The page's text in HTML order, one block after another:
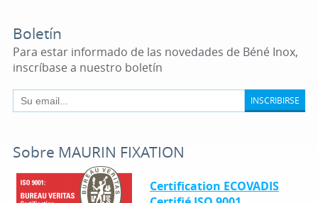
Boletín
Para estar informado de las novedades de Béné Inox,
inscríbase a nuestro boletín
INSCRIBIRSE
Sobre MAURIN FIXATION
Certification ECOVADIS